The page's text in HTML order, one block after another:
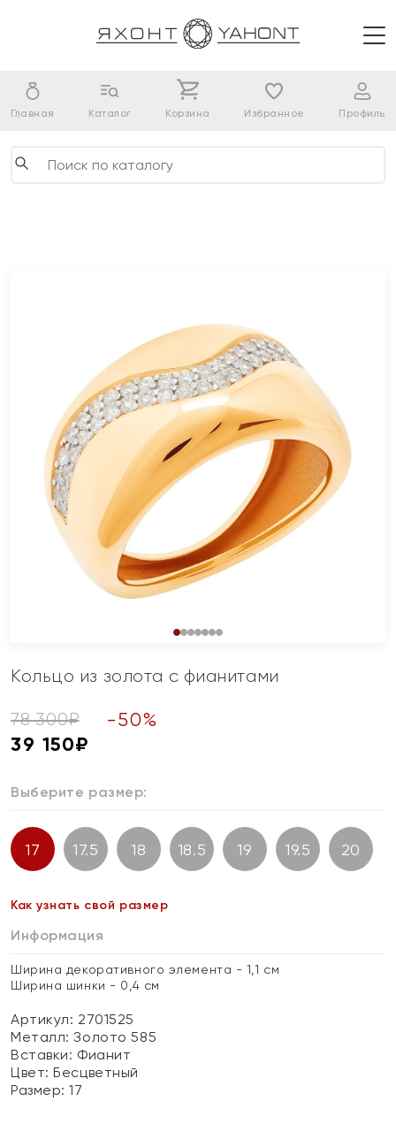
Главная Каталог Корзина Избранное Профиль
Кольцо из золота с фианитами
78 300₽ -50%
39 150₽
Выберите размер:
17 17.5 18 18.5 19 19.5 20
Как узнать свой размер
Информация
Ширина декоративного элемента - 1,1 см
Ширина шинки - 0,4 см
Артикул: 2701525
Металл:Золото 585
Вставки: Фианит
Цвет:Бесцветный
Размер:17